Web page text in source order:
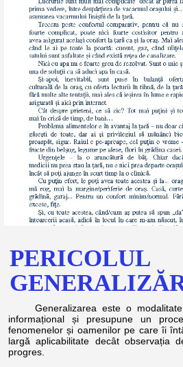
PERICOLUL
Generalizarea este o modalitate
informațional și presupune un
fenomenelor și oamenilor pe care îi
largă aplicabilitate decât observația
progres.